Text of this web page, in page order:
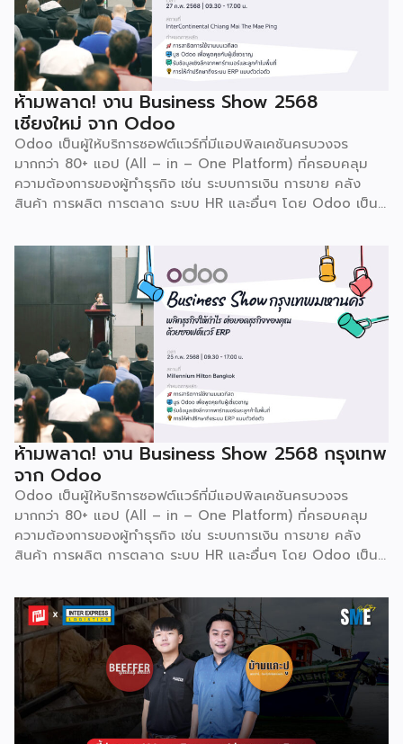
ห้ามพลาด! งาน Business Show 2568
เชียงใหม่ จาก Odoo
Odoo เป็นผู้ให้บริการซอฟต์แวร์ที่มีแอปพิลเคชันครบวงจร
มากกว่า 80+ แอป (All – in – One Platform) ที่ครอบคลุม
ความต้องการของผู้ทำธุรกิจ เช่น ระบบการเงิน การขาย คลัง
สินค้า การผลิต การตลาด ระบบ HR และอื่นๆ โดย Odoo เป็นผู้
เบลเยี่ยมให้บริการใน 19 แห่งทั่วโลก รวมถึงสหรัฐอเมริกา ฮ่องกง
อินโดนีเซีย และดูไบ ปัจจุบัน Odoo ให้บริการผู้ใช้งานในไทย
มากกว่า 4 แสนราย และมีผู้ใช้งานมากกว่า 6 ล้านคนทั่วเอเชีย ปีนี้
Odoo กลับมาจัดงาน Business Roadshow 2568 ภายใต้
Concept พลิกธุรกิจให้กำไร ต่อยอดธุรกิจของคุณด้วย
ซอฟต์แวร์ ERP ที่มาปลดล็อกทุกธุรกิจในประเทศไทยผ่านการนำ
เทคโนโลยีใหม่สุดล้ำ ยกระดับองค์กรของคุณไปสู่ระบบดิจิทัล
พร้อมกับโอกาสที่จะได้เข้ามาเป็นพาร์ทเนอร์ระดับมืออาชีพร่วมกับ
Odoo […]
ห้ามพลาด! งาน Business Show 2568 กรุงเทพ
จาก Odoo
Odoo เป็นผู้ให้บริการซอฟต์แวร์ที่มีแอปพิลเคชันครบวงจร
มากกว่า 80+ แอป (All – in – One Platform) ที่ครอบคลุม
ความต้องการของผู้ทำธุรกิจ เช่น ระบบการเงิน การขาย คลัง
สินค้า การผลิต การตลาด ระบบ HR และอื่นๆ โดย Odoo เป็นผู้
เบลเยี่ยมให้บริการใน 19 แห่งทั่วโลก รวมถึงสหรัฐอเมริกา ฮ่องกง
อินโดนีเซีย และดูไบ ปัจจุบัน Odoo ให้บริการผู้ใช้งานในไทย
มากกว่า 4 แสนราย และมีผู้ใช้งานมากกว่า 6 ล้านคนทั่วเอเชีย ปีนี้
Odoo กลับมาจัดงาน Business Roadshow 2568 ภายใต้
Concept พลิกธุรกิจให้กำไร ต่อยอดธุรกิจของคุณด้วย
ซอฟต์แวร์ ERP ที่มาปลดล็อกทุกธุรกิจในประเทศไทยผ่านการนำ
เทคโนโลยีใหม่สุดล้ำ ยกระดับองค์กรของคุณไปสู่ระบบดิจิทัล
พร้อมกับโอกาสที่จะได้เข้ามาเป็นพาร์ทเนอร์ระดับมืออาชีพร่วมกับ